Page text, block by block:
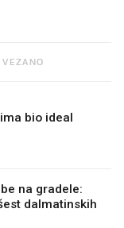
VEZANO
bio ideal
na gradele:
dalmatinskih